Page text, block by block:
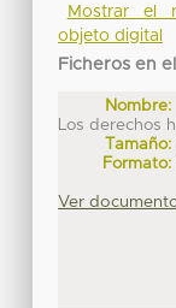
Mostrar el
objeto digital
Ficheros en
Nombre:
Los derechos
Tamaño:
Formato:
Ver